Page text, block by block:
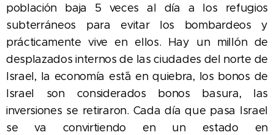
población baja 5 veces al día a los refugios
subterráneos para evitar los bombardeos y
prácticamente vive en ellos. Hay un millón de
desplazados internos de las ciudades del norte de
Israel, la economía est´á en quiebra, los bonos de
Israel son considerados bonos basura, las
inversiones se retiraron. Cada día que pasa Israel
se va convirtiendo en un estado en